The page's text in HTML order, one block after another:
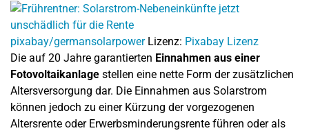
pixabay/germansolarpowerLizenz: Pixabay Lizenz
Die auf 20 Jahre garantierten Einnahmen aus einer
Fotovoltaikanlage stellen eine nette Form der zusätzlichen
Altersversorgung dar. Die Einnahmen aus Solarstrom
können jedoch zu einer Kürzung der vorgezogenen
Altersrente oder Erwerbsminderungsrente führen oder als